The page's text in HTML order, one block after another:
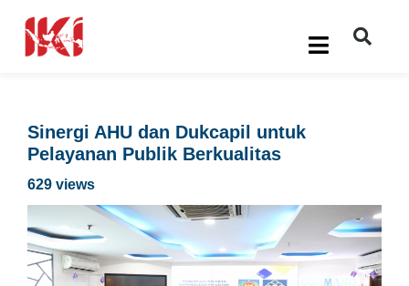
Sinergi AHU dan Dukcapil untuk
Pelayanan Publik Berkualitas
629 views